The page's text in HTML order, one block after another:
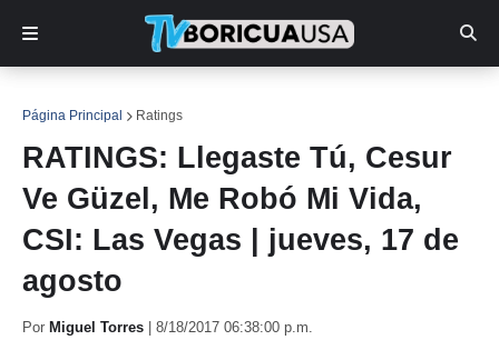
Página Principal Ratings
RATINGS: Llegaste Tú, Cesur
Ve Güzel, Me Robó Mi Vida,
CSI: Las Vegas | jueves, 17 de
agosto
Por Miguel Torres 8/18/2017 06:38:00 p.m.